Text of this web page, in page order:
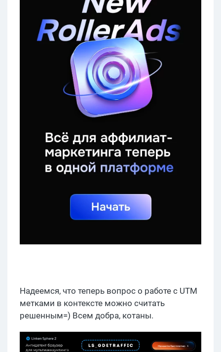
Надеемся, что теперь вопрос о работе с UTM
метками в контексте можно считать
решенным=) Всем добра, котаны.